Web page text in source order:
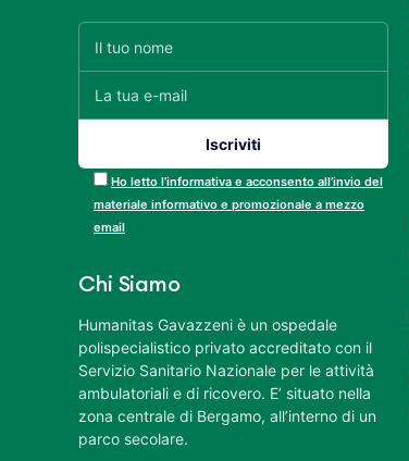
Ho letto l’informativa e acconsento all’invio del
materiale informativo e promozionale a mezzo
email
Chi Siamo
Humanitas Gavazzeni è un ospedale
polispecialistico privato accreditato con il
Servizio Sanitario Nazionale per le attività
ambulatoriali e di ricovero. E’ situato nella
zona centrale di Bergamo, all’interno di un
parco secolare.